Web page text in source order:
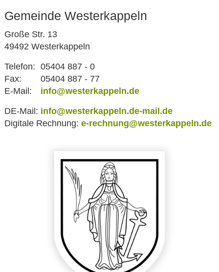
Gemeinde Westerkappeln
Große Str. 13
49492 Westerkappeln
Telefon: 05404 887 - 0
Fax:
05404 887 - 77
E-Mail:
info@westerkappeln.de
DE-Mail: info@westerkappeln.de-mail.de
Digitale Rechnung: e-rechnung@westerkappeln.de